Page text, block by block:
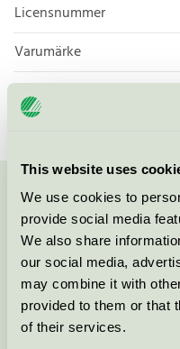
This website uses
We use cookies to
provide social media
We also share
our social media,
may combine it with
provided to them or that
of their services.
Licensnummer
Varumärke
Licensnummer
Kontakta oss på 08-55
Fortsätt